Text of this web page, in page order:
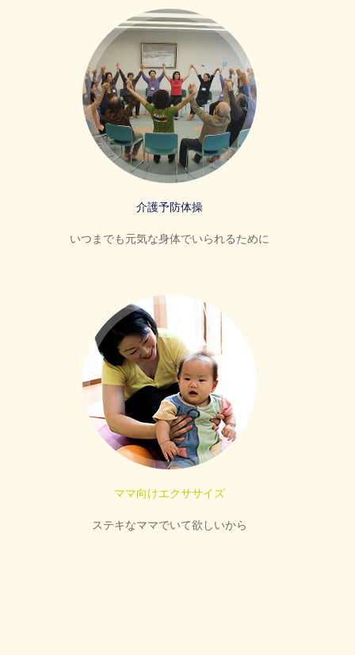
介護予防体操
いつまでも元気な身体でいられるために
ママ向けエクササイズ
ステキなママでいて欲しいから